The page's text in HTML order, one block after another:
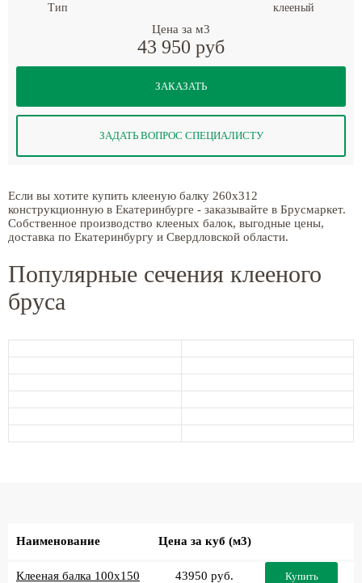
Тип
клееный
Цена за м3
43 950 руб
ЗАКАЗАТЬ
ЗАДАТЬ ВОПРОС СПЕЦИАЛИСТУ
Если вы хотите купить клееную балку 260x312
конструкционную в Екатеринбурге - заказывайте в Брусмаркет.
Собственное производство клееных балок, выгодные цены,
доставка по Екатеринбургу и Свердловской области.
Популярные сечения клееного
бруса
Наименование Цена за куб (м3)
Клееная балка 100x150 43950 руб. Купить